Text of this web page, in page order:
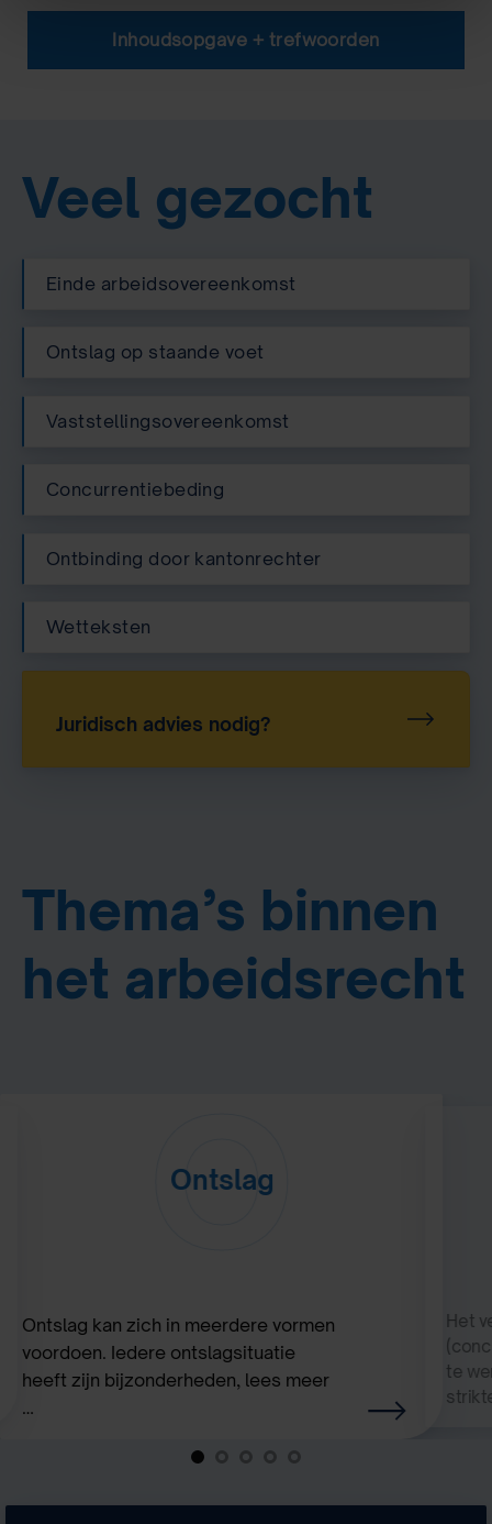
Inhoudsopgave + trefwoorden
Veel gezocht
Einde arbeidsovereenkomst
Ontslag op staande voet
Vaststellingsovereenkomst
Concurrentiebeding
Ontbinding door kantonrechter
Wetteksten
Juridisch advies nodig?
Thema’s binnen
het arbeidsrecht
O
Ontslag
Ontslag kan zich in meerdere vormen
voordoen. Iedere ontslagsituatie
heeft zijn bijzonderheden, lees meer
…
Het
te